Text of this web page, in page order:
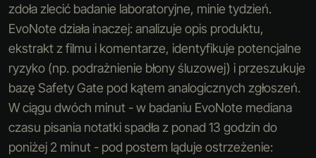
zdoła zlecić badanie laboratoryjne, minie tydzień.
EvoNote działa inaczej: analizuje opis produktu,
ekstrakt z filmu i komentarze, identyfikuje potencjalne
ryzyko (np. podrażnienie błony śluzowej) i przeszukuje
bazę Safety Gate pod kątem analogicznych zgłoszeń.
W ciągu dwóch minut - w badaniu EvoNote mediana
czasu pisania notatki spadła z ponad 13 godzin do
poniżej 2 minut - pod postem ląduje ostrzeżenie: